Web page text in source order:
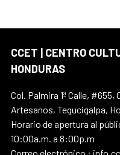
CCET | CENTRO
HONDURAS
Col. Palmira 1ª Calle,
Artesanos, Tegucigalpa,
Horario de apertura al
10:00a.m. a 8:00p.m
Correo electrónico :